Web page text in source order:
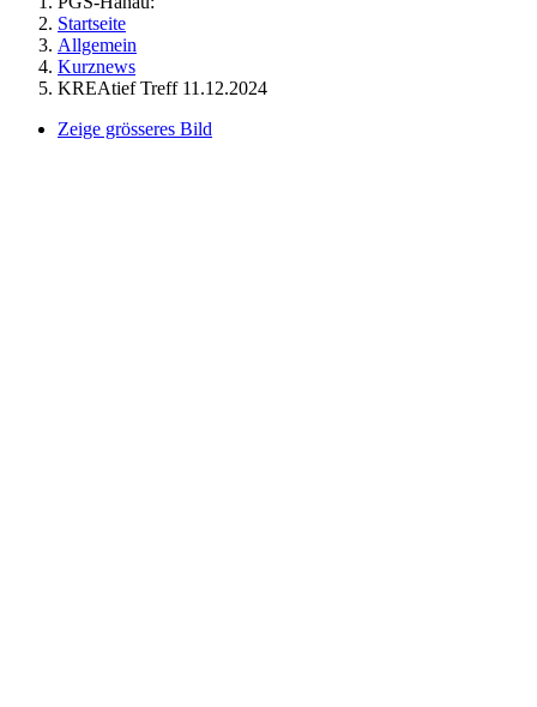
Startseite
Allgemein
Kurznews
KREAtief Treff 11.12.2024
Zeige grösseres Bild